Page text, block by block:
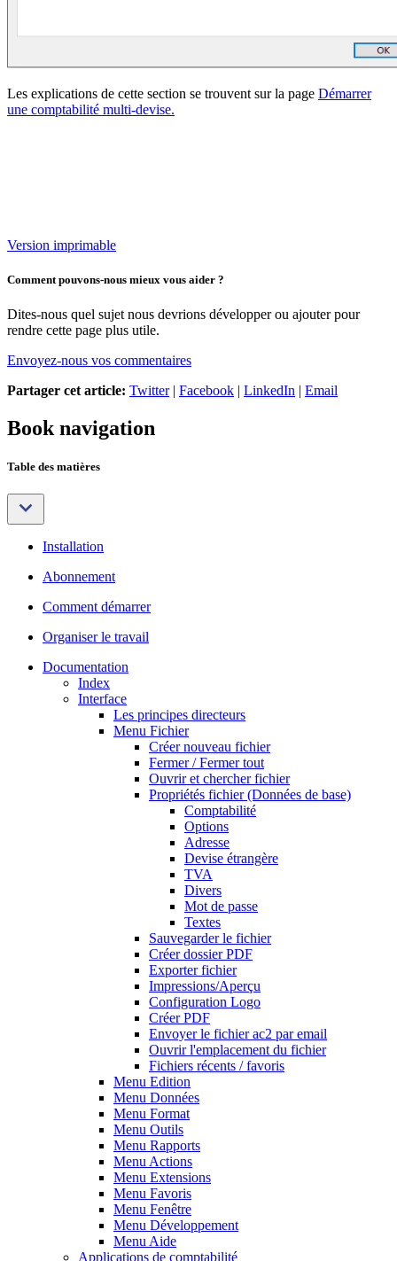
Les explications de cette section se trouvent sur la page Démarrer
une comptabilité multi-devise.
Version imprimable
Comment pouvons-nous mieux vous aider ?
Dites-nous quel sujet nous devrions développer ou ajouter pour
rendre cette page plus utile.
Envoyez-nous vos commentaires
Partager cet article: Twitter| Facebook | LinkedIn | Email
Book navigation
Table des matières
Installation
Abonnement
Comment démarrer
Organiser le travail
Documentation
Index
Interface
Les principes directeurs
Menu Fichier
Créer nouveau fichier
Fermer / Fermer tout
Ouvrir et chercher fichier
Propriétés fichier (Données de base)
Comptabilité
Options
Adresse
Devise étrangère
TVA
Divers
Mot de passe
Textes
Sauvegarder le fichier
Créer dossier PDF
Exporter fichier
Impressions/Aperçu
Configuration Logo
Créer PDF
Envoyer le fichier ac2 par email
Ouvrir l'emplacement du fichier
Fichiers récents / favoris
Menu Edition
Menu Données
Menu Format
Menu Outils
Menu Rapports
Menu Actions
Menu Extensions
Menu Favoris
Menu Fenêtre
Menu Développement
Menu Aide
Applications de comptabilité